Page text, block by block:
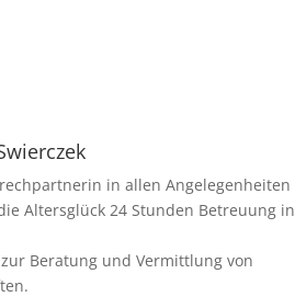
in allen Angelegenheiten
Altersglück 24 Stunden Betreuung in
Beratung und Vermittlung von